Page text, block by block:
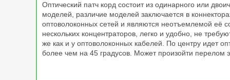
Оптический патч корд состоит из одинарного или
моделей, различие моделей заключается в
оптоволоконных сетей и являются неотъемлемой её
нескольких концентраторов, легко и удобно, не
же как и у оптоволоконных кабелей. По центру идет
более чем на 45 градусов. Может произойти перелом